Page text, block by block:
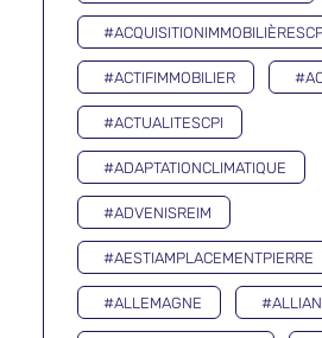
#ACTIFIMMOBILIER
#ACTUALITESCPI
#ADAPTATIONCLIMATIQUE
#ADVENISREIM
#AESTIAMPLACEMENTPIERRE
#ALLEMAGNE